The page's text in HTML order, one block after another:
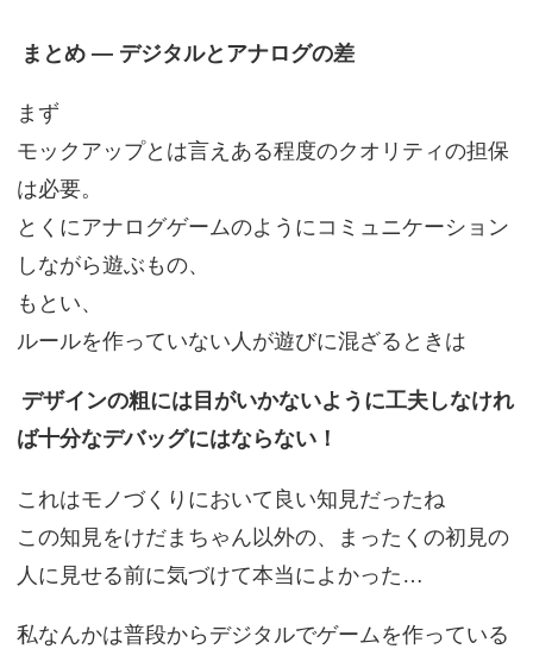
まとめ ― デジタルとアナログの差
まず
モックアップとは言えある程度のクオリティの担保
は必要。
とくにアナログゲームのようにコミュニケーション
しながら遊ぶもの、
もとい、
ルールを作っていない人が遊びに混ざるときは
デザインの粗には目がいかないように工夫しなけれ
ば十分なデバッグにはならない！
これはモノづくりにおいて良い知見だったね
この知見をけだまちゃん以外の、まったくの初見の
人に見せる前に気づけて本当によかった…
私なんかは普段からデジタルでゲームを作っている